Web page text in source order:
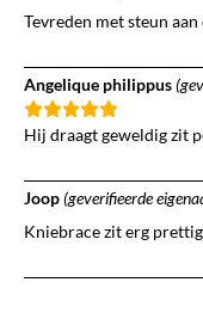
Tevreden met steun aan
Angelique philippus
Hij draagt geweldig zit
Joop(geverifieerde
Kniebrace zit erg